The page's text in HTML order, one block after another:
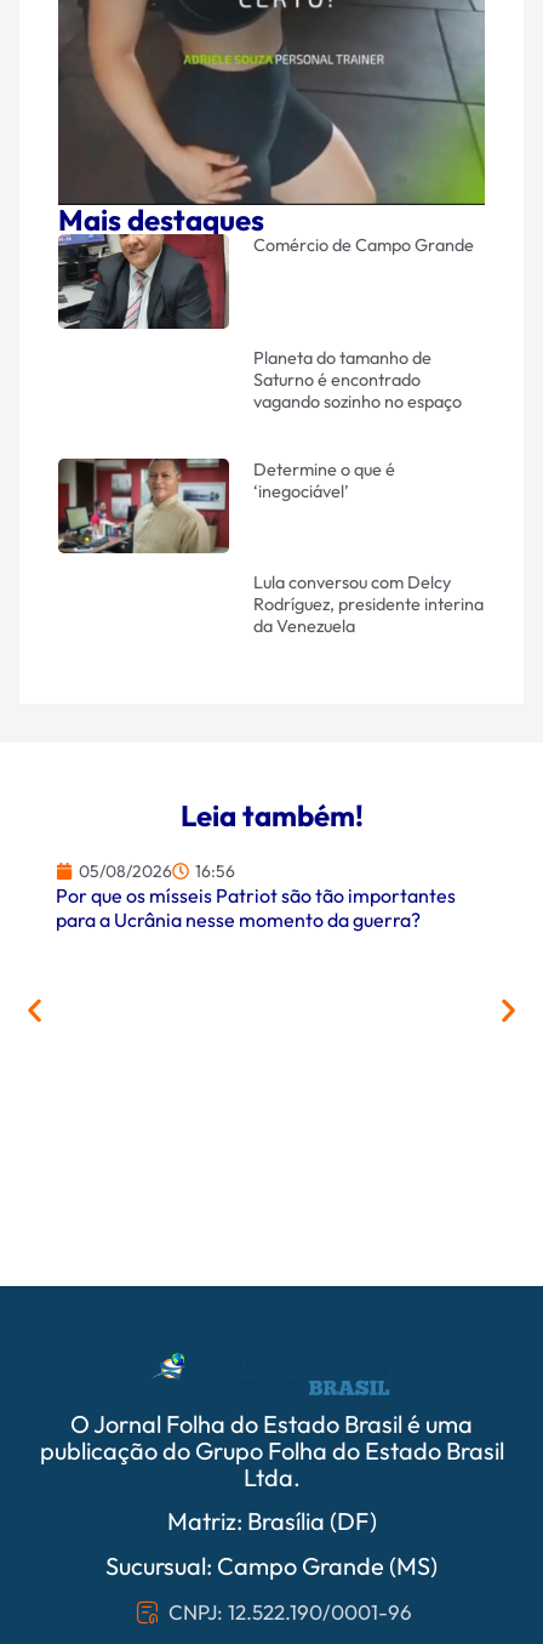
Mais destaques
Comércio de Campo Grande
Planeta do tamanho de
Saturno é encontrado
vagando sozinho no espaço
Determine o que é
‘inegociável’
Lula conversou com Delcy
Rodríguez, presidente interina
da Venezuela
Leia também!
05/08/2026 16:56
Por que os mísseis Patriot são tão importantes
para a Ucrânia nesse momento da guerra?
O Jornal Folha do Estado Brasil é uma
publicação do Grupo Folha do Estado Brasil
Ltda.
Matriz: Brasília (DF)
Sucursual: Campo Grande (MS)
CNPJ: 12.522.190/0001-96